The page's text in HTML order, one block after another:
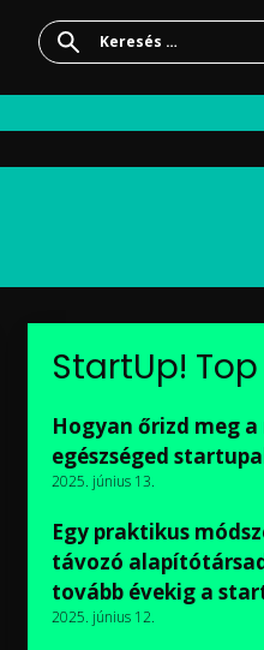
Keresés:
StartUp! Top
Hogyan őrizd meg
egészséged
2025. június 13.
Egy praktikus
távozó
tovább évekig a
2025. június 12.